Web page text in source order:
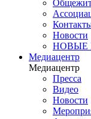
Новости
НОВЫЕ
Медиацентр
Медиацентр
Пресса
Видео
Новости